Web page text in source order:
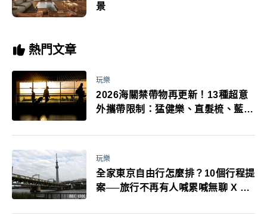
景
熱門文章
玩樂
2026海關禁帶物再更新！13種超意
外攜帶限制：猛健樂、直髮梳、藍牙
萬！注意事項一次看！
玩樂
全家東京自由行怎麼排？10個行程提
案──旅行不再有人喊累喊無聊 X 爸